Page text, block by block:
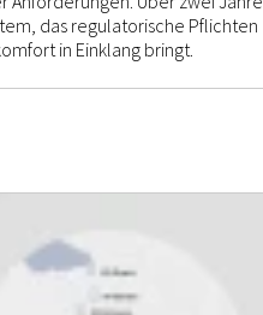
das regulatorische Pflichten
in Einklang bringt.